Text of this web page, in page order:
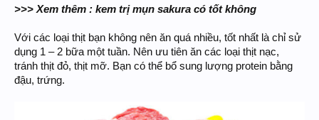
>>> Xem thêm : kem trị mụn sakura có tốt không
Với các loại thịt bạn không nên ăn quá nhiều, tốt nhất là chỉ sử
dụng 1 – 2 bữa một tuần. Nên ưu tiên ăn các loại thịt nạc,
tránh thịt đỏ, thịt mỡ. Bạn có thể bổ sung lượng protein bằng
đậu, trứng.